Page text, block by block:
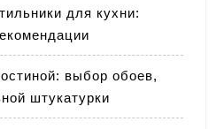
для кухни:
выбор обоев,
штукатурки